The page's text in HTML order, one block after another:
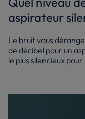
aspirateur
Le bruit vous
de décibel pour un
le plus silencieux pour